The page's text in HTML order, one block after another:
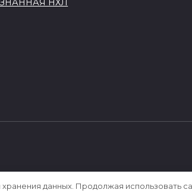
[sape block=1]
данных. Продолжая использовать